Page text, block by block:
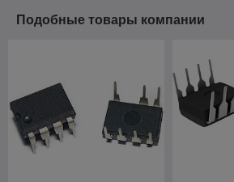
Подобные товары компании